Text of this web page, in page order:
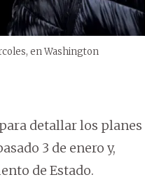
en Washington
detallar los planes
3 de enero y,
de Estado.